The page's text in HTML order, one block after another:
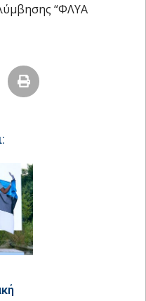
“ΦΛΥΑ